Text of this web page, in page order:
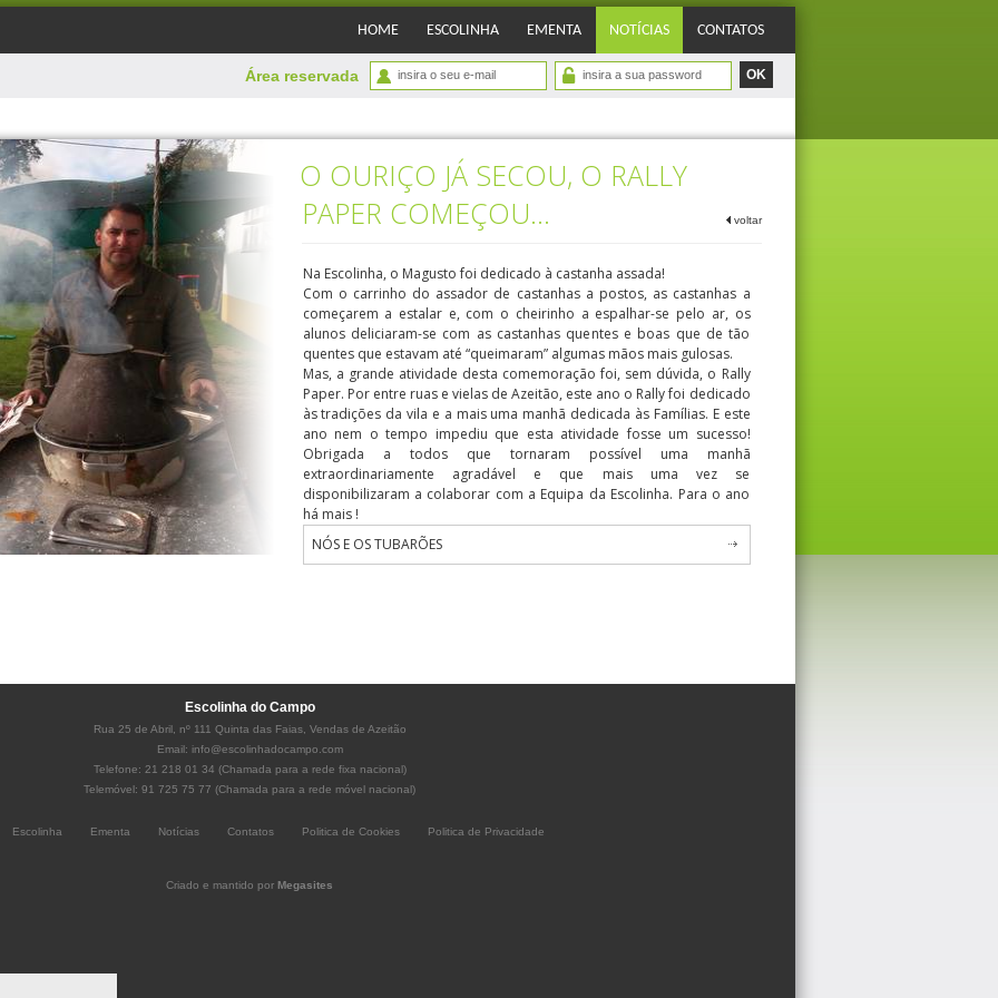
HOME ESCOLINHA EMENTA NOTÍCIAS CONTATOS
Área reservada
O OURIÇO JÁ SECOU, O RALLY
PAPER COMEÇOU…
voltar
Na Escolinha, o Magusto foi dedicado à castanha assada!
Com o carrinho do assador de castanhas a postos, as castanhas a
começarem a estalar e, com o cheirinho a espalhar-se pelo ar, os
alunos deliciaram-se com as castanhas quentes e boas que de tão
quentes que estavam até “queimaram” algumas mãos mais gulosas.
Mas, a grande atividade desta comemoração foi, sem dúvida, o Rally
Paper. Por entre ruas e vielas de Azeitão, este ano o Rally foi dedicado
às tradições da vila e a mais uma manhã dedicada às Famílias. E este
ano nem o tempo impediu que esta atividade fosse um sucesso!
Obrigada a todos que tornaram possível uma manhã
extraordinariamente agradável e que mais uma vez se
disponibilizaram a colaborar com a Equipa da Escolinha. Para o ano
há mais !
NÓS E OS TUBARÕES
Escolinha do Campo
Rua 25 de Abril, nº 111 Quinta das Faias, Vendas de Azeitão
Email: info@escolinhadocampo.com
Telefone: 21 218 01 34 (Chamada para a rede fixa nacional)
Telemóvel: 91 725 75 77 (Chamada para a rede móvel nacional)
Escolinha Ementa Notícias Contatos Politica de Cookies Politica de Privacidade
Criado e mantido por Megasites